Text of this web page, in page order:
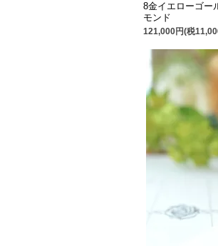
8金イエローゴー
モンド
121,000円(税